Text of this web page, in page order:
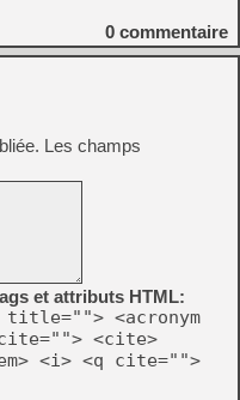
0 commentaire
Les champs
et attributs HTML:
<acronym
<cite>
<i> <q cite="">